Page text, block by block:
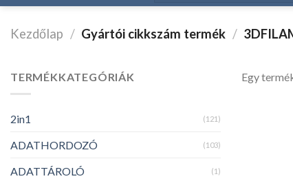
Kezdőlap / Gyártói cikkszám termék /
TERMÉKKATEGÓRIÁK
2in1 (121)
ADATHORDOZÓ (103)
ADATTÁROLÓ (1)
Egy